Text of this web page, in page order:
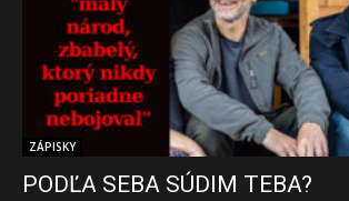
ZÁPISKY
PODĽA SEBA SÚDIM TEBA?